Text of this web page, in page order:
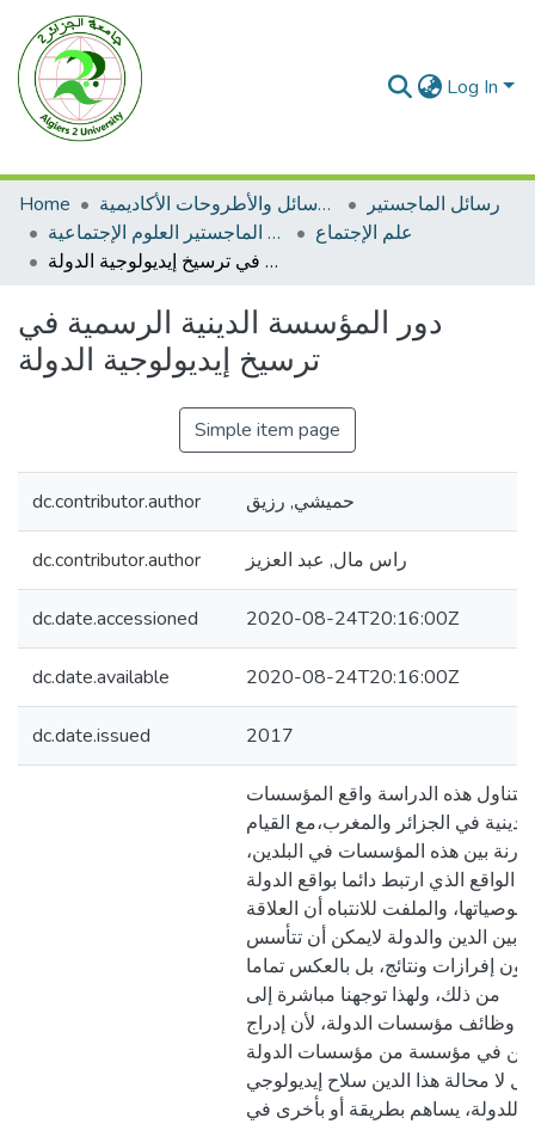
Log In
Home الرسائل والأطروحات الأكاديمية
رسائل الماجستير
رسائل الماجستير العلوم الإجتماعية
علم الإجتماع
دور المؤسسة الدينية الرسمية في ترسيخ إيديولوجية الدولة
دور المؤسسة الدينية الرسمية في
ترسيخ إيديولوجية الدولة
Simple item page
dc.contributor.author حميشي, رزيق
dc.contributor.author راس مال, عبد العزيز
dc.date.accessioned 2020-08-24T20:16:00Z
dc.date.available 2020-08-24T20:16:00Z
dc.date.issued 2017
تتناول هذه الدراسة واقع المؤسسات
الدينية في الجزائر والمغرب،مع القيام
بين هذه المؤسسات في البلدين،
الواقع الذي ارتبط دائما بواقع الدولة
والملفت للانتباه أن العلاقة
بين الدين والدولة لايمكن أن تتأسس
إفرازات ونتائج، بل بالعكس تماما
من ذلك، ولهذا توجهنا مباشرة إلى
وظائف مؤسسات الدولة، لأن إدراج
في مؤسسة من مؤسسات الدولة
لا محالة هذا الدين سلاح إيديولوجي
للدولة، يساهم بطريقة أو بأخرى في